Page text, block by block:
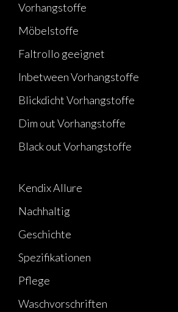
Vorhangstoffe
Möbelstoffe
Faltrollo geeignet
Inbetween Vorhangstoffe
Blickdicht Vorhangstoffe
Dim out Vorhangstoffe
Black out Vorhangstoffe
Kendix Allure
Nachhaltig
Geschichte
Spezifikationen
Pflege
Waschvorschriften